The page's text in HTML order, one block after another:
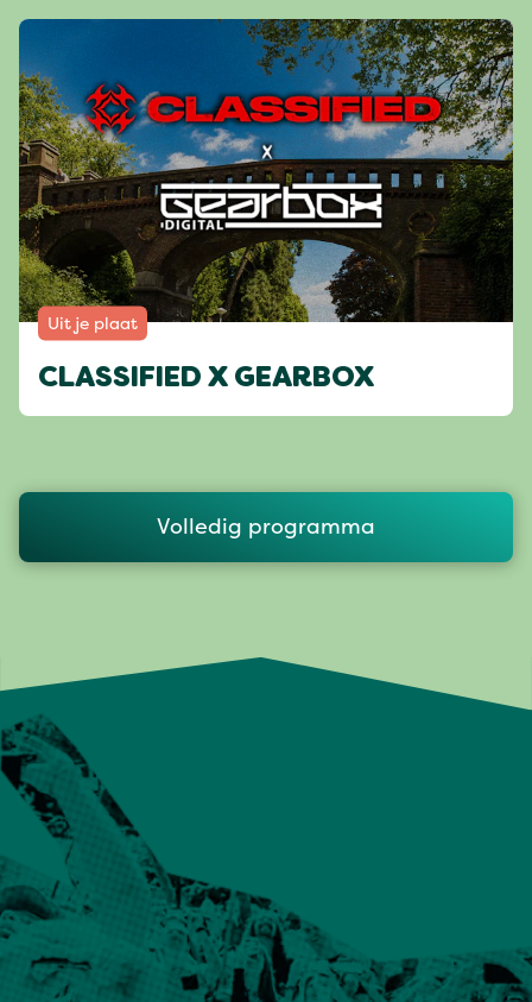
Uit je plaat
CLASSIFIED X GEARBOX
Volledig programma